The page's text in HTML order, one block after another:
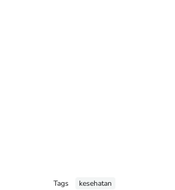
Tags kesehatan